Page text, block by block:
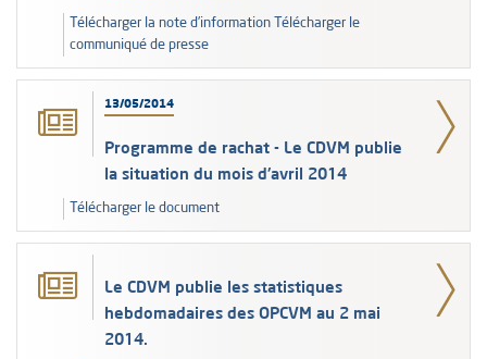
Télécharger la note d’information Télécharger le
communiqué de presse
13/05/2014
Programme de rachat - Le CDVM publie
la situation du mois d'avril 2014
Télécharger le document
Le CDVM publie les statistiques
hebdomadaires des OPCVM au 2 mai
2014.